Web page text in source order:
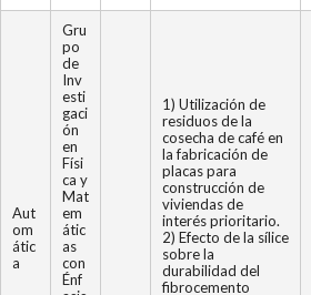
Aut
om
átic
a
Gru
po
de
Inv
esti
gaci
ón
en
Físi
ca y
Mat
em
átic
as
con
Énf
1) Utilización de
residuos de la
cosecha de café en
la fabricación de
placas para
construcción de
viviendas de
interés prioritario.
2) Efecto de la sílice
sobre la
durabilidad del
fibrocemento